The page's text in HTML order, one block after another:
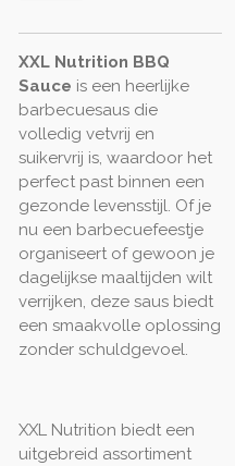
XXL Nutrition BBQ
Sauce is een heerlijke
barbecuesaus die
volledig vetvrij en
suikervrij is, waardoor het
perfect past binnen een
gezonde levensstijl. Of je
nu een barbecuefeestje
organiseert of gewoon je
dagelijkse maaltijden wilt
verrijken, deze saus biedt
een smaakvolle oplossing
zonder schuldgevoel.
XXL Nutrition biedt een
uitgebreid assortiment